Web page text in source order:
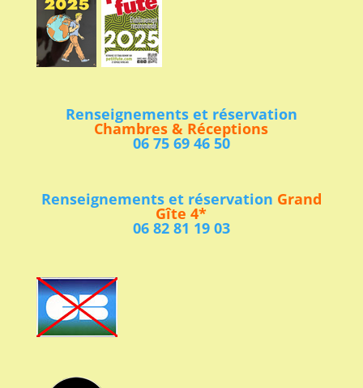
Renseignements et réservation
Chambres & Réceptions
06 75 69 46 50
Renseignements et réservation Grand
Gîte 4*
06 82 81 19 03